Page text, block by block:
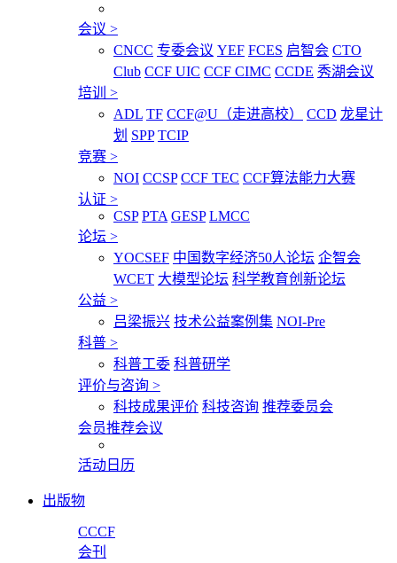
会议 >
CNCC 专委会议 YEF FCES 启智会 CTO
Club CCF UIC CCF CIMC CCDE 秀湖会议
培训 >
ADL TF CCF@U（走进高校） CCD 龙星计
划 SPP TCIP
竞赛 >
NOI CCSP CCF TEC CCF算法能力大赛
认证 >
CSP PTA GESP LMCC
论坛 >
YOCSEF 中国数字经济50人论坛 企智会
WCET 大模型论坛 科学教育创新论坛
公益 >
吕梁振兴 技术公益案例集 NOI-Pre
科普 >
科普工委 科普研学
评价与咨询 >
科技成果评价 科技咨询 推荐委员会
会员推荐会议
活动日历
出版物
CCCF
会刊